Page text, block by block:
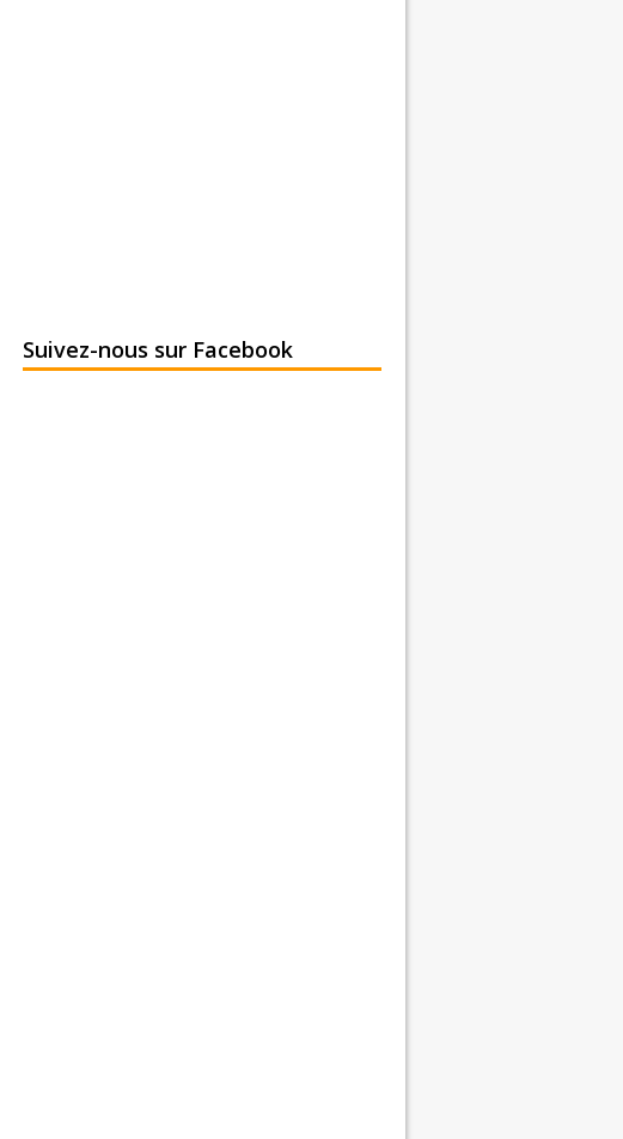
Suivez-nous sur Facebook